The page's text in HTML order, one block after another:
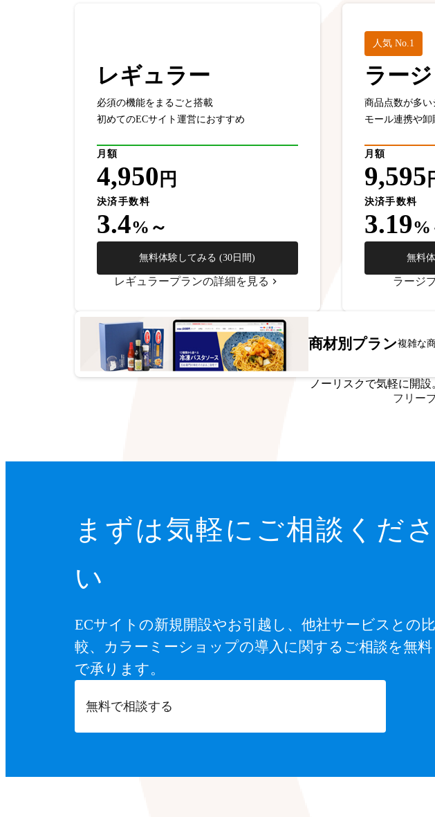
レギュラー
必須の機能をまるごと搭載
初めてのECサイト運営におすすめ
月額
4,950 円
決済手数料
3.4%～
無料体験してみる (30日間)
レギュラープランの詳細を見る
人気 No.1
ラージ
商品点数が多
モール連携や
月額
9,595
決済手数料
3.19%
無料
ラージ
商材別プラン複雑な
ノーリスクで気軽に開
フリー
まずは気軽にご相談くださ
い
ECサイトの新規開設やお引越し、他社サービスとの比
較、カラーミーショップの導入に関するご相談を無料
で承ります。
無料で相談する